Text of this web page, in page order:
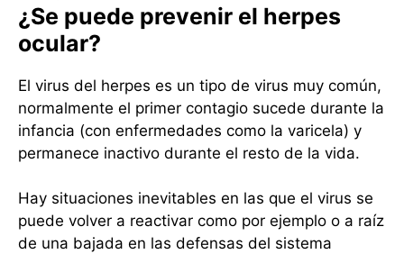
¿Se puede prevenir el herpes
ocular?
El virus del herpes es un tipo de virus muy común,
normalmente el primer contagio sucede durante la
infancia (con enfermedades como la varicela) y
permanece inactivo durante el resto de la vida.
Hay situaciones inevitables en las que el virus se
puede volver a reactivar como por ejemplo o a raíz
de una bajada en las defensas del sistema